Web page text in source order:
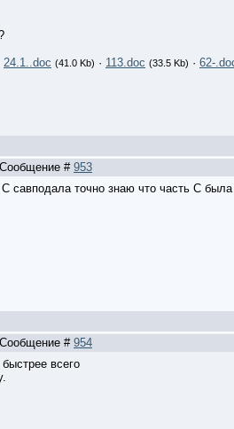
24.1..doc (41.0 Kb) · 113.doc (33.5 Kb) · 62-
# 953
савподала точно знаю что часть С
# 954
всего